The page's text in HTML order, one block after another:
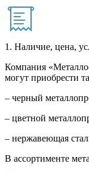
1. Наличие, цена,
Компания
могут приобрести
– черный
– цветной
– нержавеющая
В ассортименте